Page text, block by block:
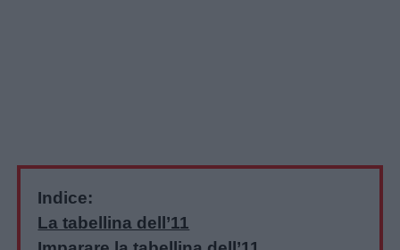
Indice:
La tabellina dell’11